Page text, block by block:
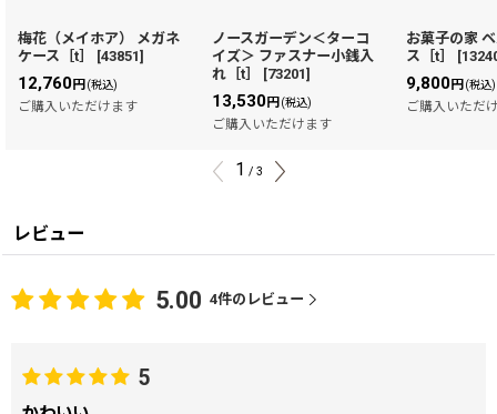
梅花（メイホア） メガネ
ケース［t］
[43851]
12,760円 (税込)
ご購入いただけます
ノースガーデン＜ターコ
イズ＞ ファスナー小銭入
れ［t］
[73201]
13,530円 (税込)
ご購入いただけます
お菓子の家
ス［t］
[
9,800円 (税込)
ご購入いただ
1 / 3
レビュー
5.00 4件のレビュー
5